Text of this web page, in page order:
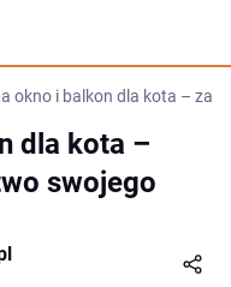
okno i balkon dla kota –
dla kota –
swojego